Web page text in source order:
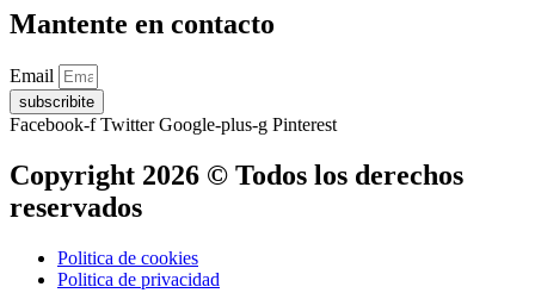
Mantente en contacto
Email
subscribite
Facebook-f Twitter Google-plus-g Pinterest
Copyright 2026 © Todos los derechos
reservados
Politica de cookies
Politica de privacidad